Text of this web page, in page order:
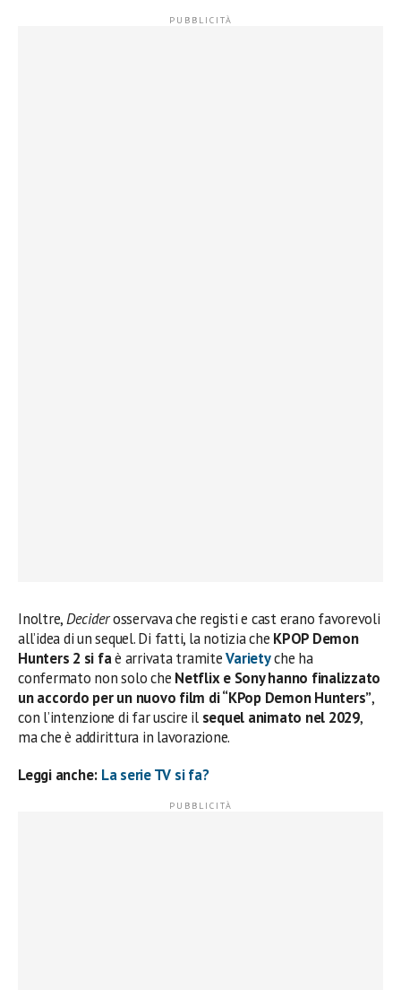
Inoltre,Deciderosservava che registi e cast erano favorevoli
all’idea di un sequel. Di fatti, la notizia che KPOP Demon
Hunters 2 si faè arrivata tramiteVarietyche ha
confermato non solo che Netflix e Sony hanno finalizzato
un accordo per un nuovo film di “KPop Demon Hunters”,
con l’intenzione di far uscire il sequel animato nel 2029,
ma che è addirittura in lavorazione.
Leggi anche: La serie TV si fa?